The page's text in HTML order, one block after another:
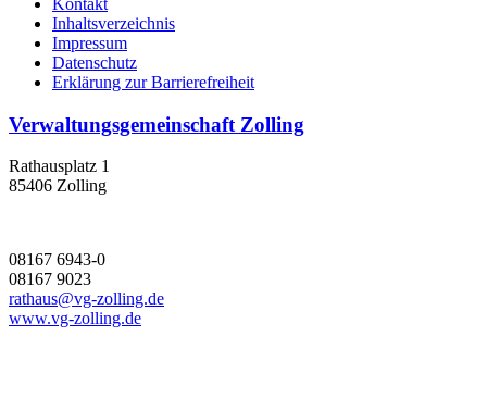
Inhaltsverzeichnis
Impressum
Datenschutz
Erklärung zur Barrierefreiheit
Verwaltungsgemeinschaft Zolling
Rathausplatz 1
85406 Zolling
08167 6943-0
08167 9023
rathaus@vg-zolling.de
www.vg-zolling.de